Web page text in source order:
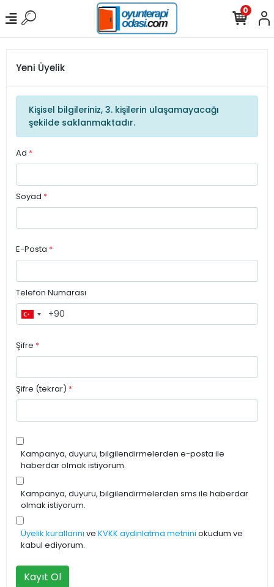
0
Yeni Üyelik
Kişisel bilgileriniz, 3. kişilerin ulaşamayacağı
şekilde saklanmaktadır.
Ad *
Soyad *
E-Posta *
Telefon Numarası
Şifre *
Şifre (tekrar) *
Kampanya, duyuru, bilgilendirmelerden e-posta ile
haberdar olmak istiyorum.
Kampanya, duyuru, bilgilendirmelerden sms ile haberdar
olmak istiyorum.
Üyelik kurallarını ve KVKK aydınlatma metnini okudum ve
kabul ediyorum.
Kayıt Ol